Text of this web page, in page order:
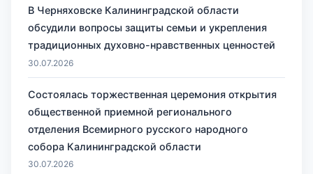
В Черняховске Калининградской области
обсудили вопросы защиты семьи и укрепления
традиционных духовно-нравственных ценностей
30.07.2026
Состоялась торжественная церемония открытия
общественной приемной регионального
отделения Всемирного русского народного
собора Калининградской области
30.07.2026